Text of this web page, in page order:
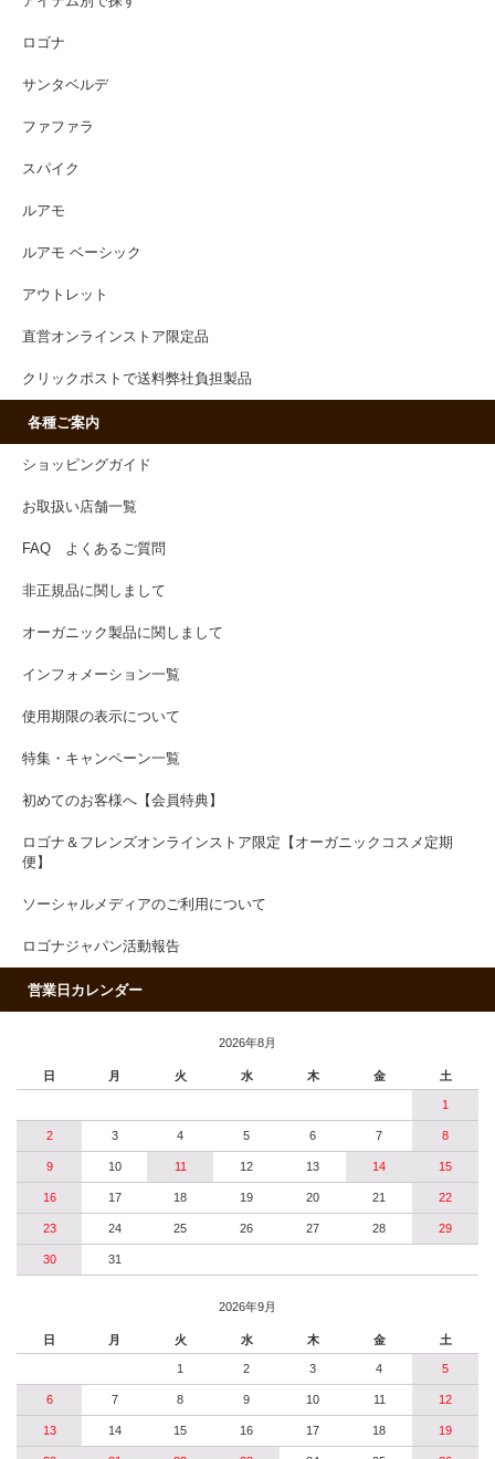
ロゴナ
サンタベルデ
ファファラ
スパイク
ルアモ
ルアモ ベーシック
アウトレット
直営オンラインストア限定品
クリックポストで送料弊社負担製品
各種ご案内
ショッピングガイド
お取扱い店舗一覧
FAQ よくあるご質問
非正規品に関しまして
オーガニック製品に関しまして
インフォメーション一覧
使用期限の表示について
特集・キャンペーン一覧
初めてのお客様へ【会員特典】
ロゴナ＆フレンズオンラインストア限定【オーガニックコスメ定期
便】
ソーシャルメディアのご利用について
ロゴナジャパン活動報告
営業日カレンダー
2026年8月
日 月 火 水 木 金 土
1
2 3 4 5 6 7 8
9 10 11 12 13 14 15
16 17 18 19 20 21 22
23 24 25 26 27 28 29
30 31
2026年9月
日 月 火 水 木 金 土
1 2 3 4 5
6 7 8 9 10 11 12
13 14 15 16 17 18 19